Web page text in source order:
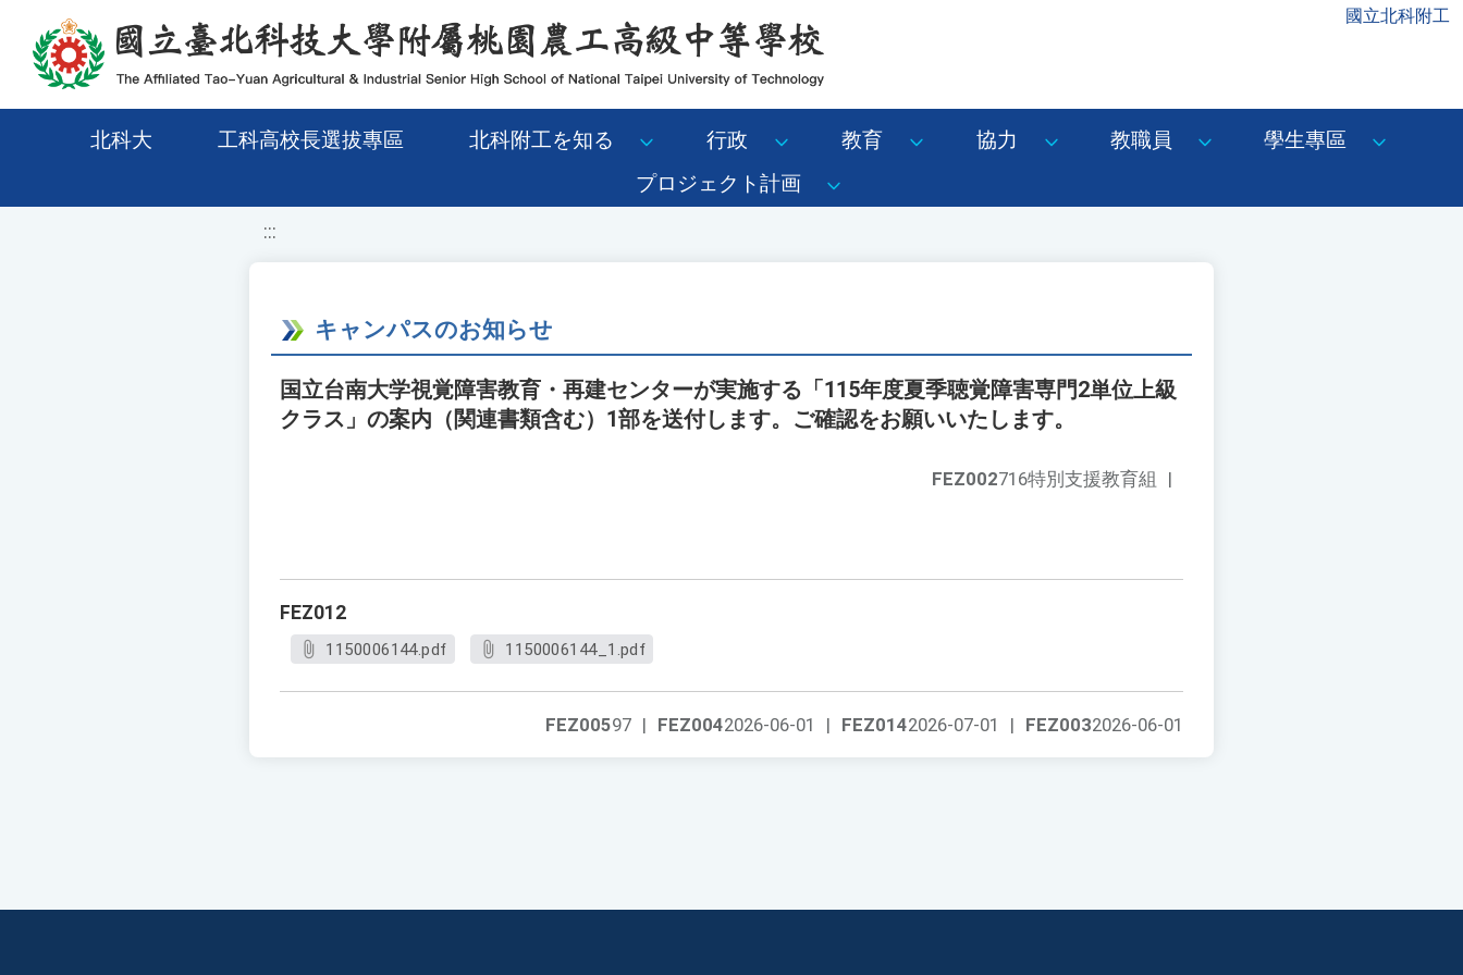
移至網頁之主要內容區位置 國立北科附工
北科大 工科高校長選拔專區 北科附工を知る 行政 教育 協力 教職員
學生專區
プロジェクト計画
:::
キャンパスのお知らせ
国立台南大学視覚障害教育・再建センターが実施する「115年度夏季聴覚障害専門2単位上級
クラス」の案内（関連書類含む）1部を送付します。ご確認をお願いいたします。
FEZ002716特別支援教育組 |
FEZ012
1150006144.pdf 1150006144_1.pdf
FEZ0032026-06-01
FEZ0142026-07-01 |
FEZ0042026-06-01 |
FEZ00597 |